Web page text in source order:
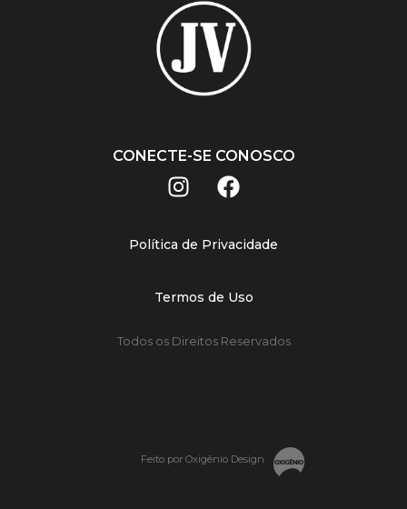
CONECTE-SE CONOSCO
Política de Privacidade
Termos de Uso
Todos os Direitos Reservados
Feito por Oxigênio Design